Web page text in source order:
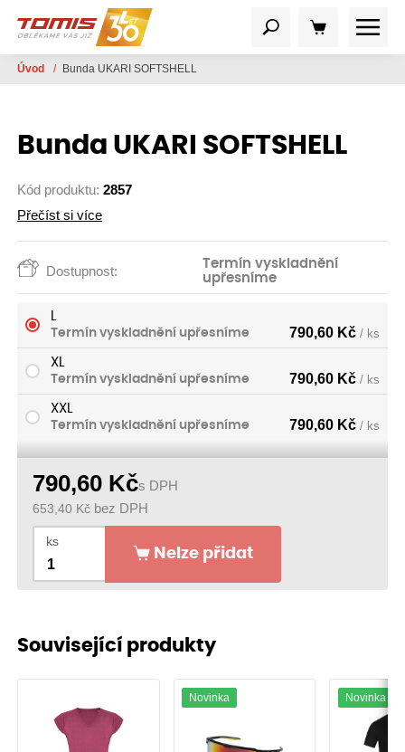
Úvod / Bunda UKARI SOFTSHELL
Bunda UKARI SOFTSHELL
Kód produktu: 2857
Přečíst si více
Dostupnost:
Termín vyskladnění
upřesníme
L
Termín vyskladnění upřesníme
790,60 Kč / ks
XL
Termín vyskladnění upřesníme
790,60 Kč / ks
XXL
Termín vyskladnění upřesníme
790,60 Kč / ks
790,60 Kčs DPH
653,40 Kč bez DPH
ks
Nelze přidat
Související produkty
Novinka Novinka